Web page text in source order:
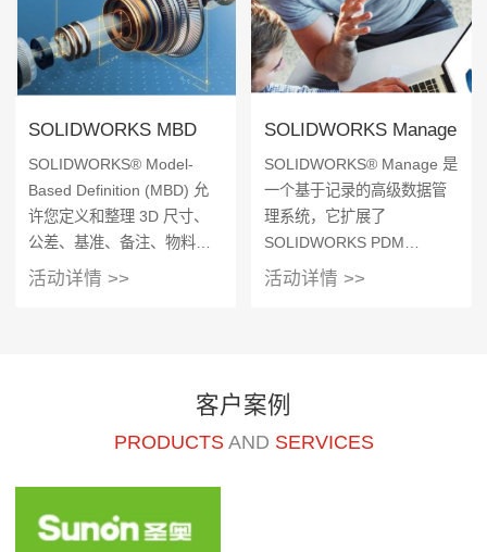
据的“相机”。 * 每个有效订阅
的 SOLIDWORKS
Professional 和 Premium 席
位都附带了一个
SOLIDWORKS Visualize
设计表或代码。 十几年来，
我们与SOLIDWORKS和工程
师密切合作，完善我们的技
术，使其成为SOLIDWORKS
理想的设计自动化工具。
SOLIDWORKS MBD
SOLIDWORKS® Model-
Based Definition (MBD) 允
许您定义和整理 3D 尺寸、
公差、基准、备注、物料清
单 (BOM) 及其他注解；自定
3D PDF，以便进行清晰的
SOLIDWORKS Standard 中
活动详情 >>
SOLIDWORKS Manage
SOLIDWORKS® Manage 是
一个基于记录的高级数据管
理系统，它扩展了
SOLIDWORKS PDM
Professional 实现的全局文
活动详情 >>
客户案例
PRODUCTSAND SERVICES